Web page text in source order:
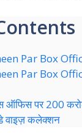
Par Box
Par Box
ऑफिस पर 200
वाइज़ कलेक्शन